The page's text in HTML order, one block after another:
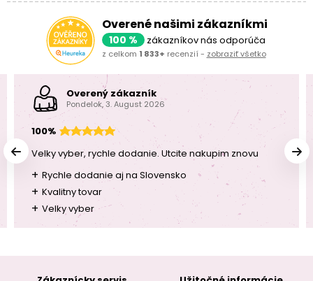
Overené našimi zákazníkmi
100 % zákazníkov nás odporúča
z celkom 1 833+ recenzií - zobraziť všetko
Overený zákazník
Pondelok, 3. August 2026
100%
Velky vyber, rychle dodanie. Utcite nakupim znovu
+ Rychle dodanie aj na Slovensko
+ Kvalitny tovar
+ Velky vyber